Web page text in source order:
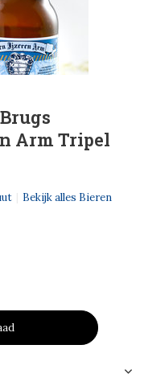
Arm Tripel
Bekijk alles Bieren